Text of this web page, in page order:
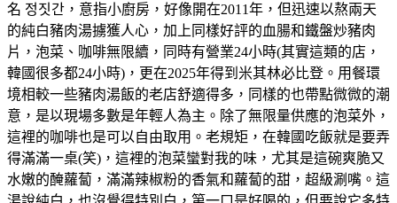
名 정짓간，意指小廚房，好像開在2011年，但迅速以熬兩天
的純白豬肉湯擄獲人心，加上同樣好評的血腸和鐵盤炒豬肉
片，泡菜、咖啡無限續，同時有營業24小時(其實這類的店，
韓國很多都24小時)，更在2025年得到米其林必比登。用餐環
境相較一些豬肉湯飯的老店舒適得多，同樣的也帶點微微的潮
意，是以現場多數是年輕人為主。除了無限量供應的泡菜外，
這裡的咖啡也是可以自由取用。老規矩，在韓國吃飯就是要弄
得滿滿一桌(笑)，這裡的泡菜蠻對我的味，尤其是這碗爽脆又
水嫩的醃蘿蔔，滿滿辣椒粉的香氣和蘿蔔的甜，超級涮嘴。這